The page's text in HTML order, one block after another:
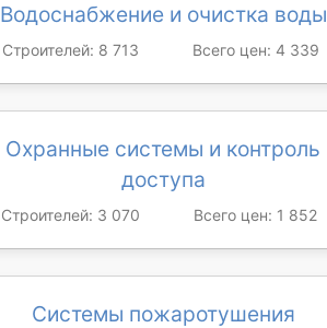
Водоснабжение и очистка воды
Строителей: 8 713 Всего цен: 4 339
Охранные системы и контроль
доступа
Строителей: 3 070 Всего цен: 1 852
Системы пожаротушения